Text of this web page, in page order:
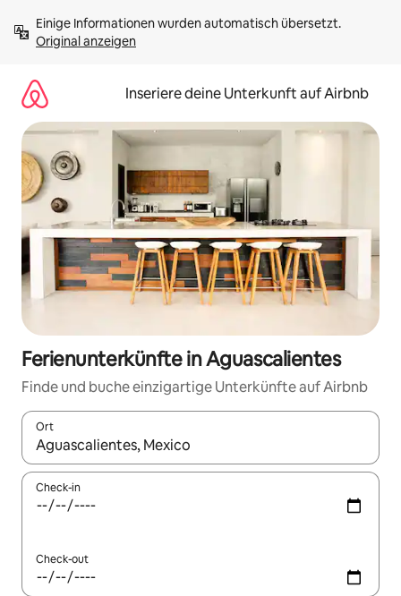
Inhalten
springenOriginal anzeigen
Inseriere deine Unterkunft auf Airbnb
Ferienunterkünfte in Aguascalientes
Finde und buche einzigartige Unterkünfte auf Airbnb
Ort
Wenn Ergebnisse verfügbar sind, navigiere mit den
Check-in
Check-out